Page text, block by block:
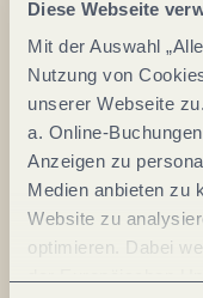
Diese Webseite
Mit der Auswahl
Nutzung von
unserer Webseite
a. Online-
Anzeigen zu
Medien anbieten zu
Website zu
optimieren. Dabei
Nikolaushof
Leimbachstr. 2-4
54331 Oberbillig
DE
Webseite: